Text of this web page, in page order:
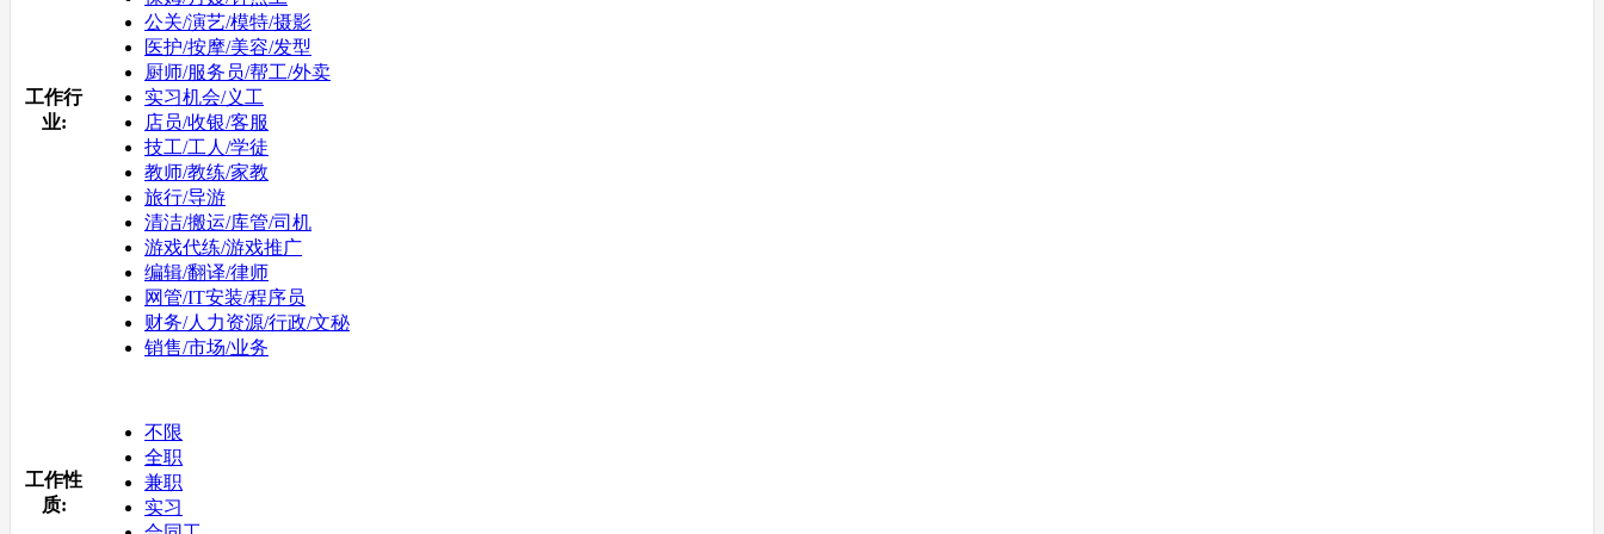
工作行
业:
公关/演艺/模特/摄影
医护/按摩/美容/发型
厨师/服务员/帮工/外卖
实习机会/义工
店员/收银/客服
技工/工人/学徒
教师/教练/家教
旅行/导游
清洁/搬运/库管/司机
游戏代练/游戏推广
编辑/翻译/律师
网管/IT安装/程序员
财务/人力资源/行政/文秘
销售/市场/业务
工作性
质:
不限
全职
兼职
实习